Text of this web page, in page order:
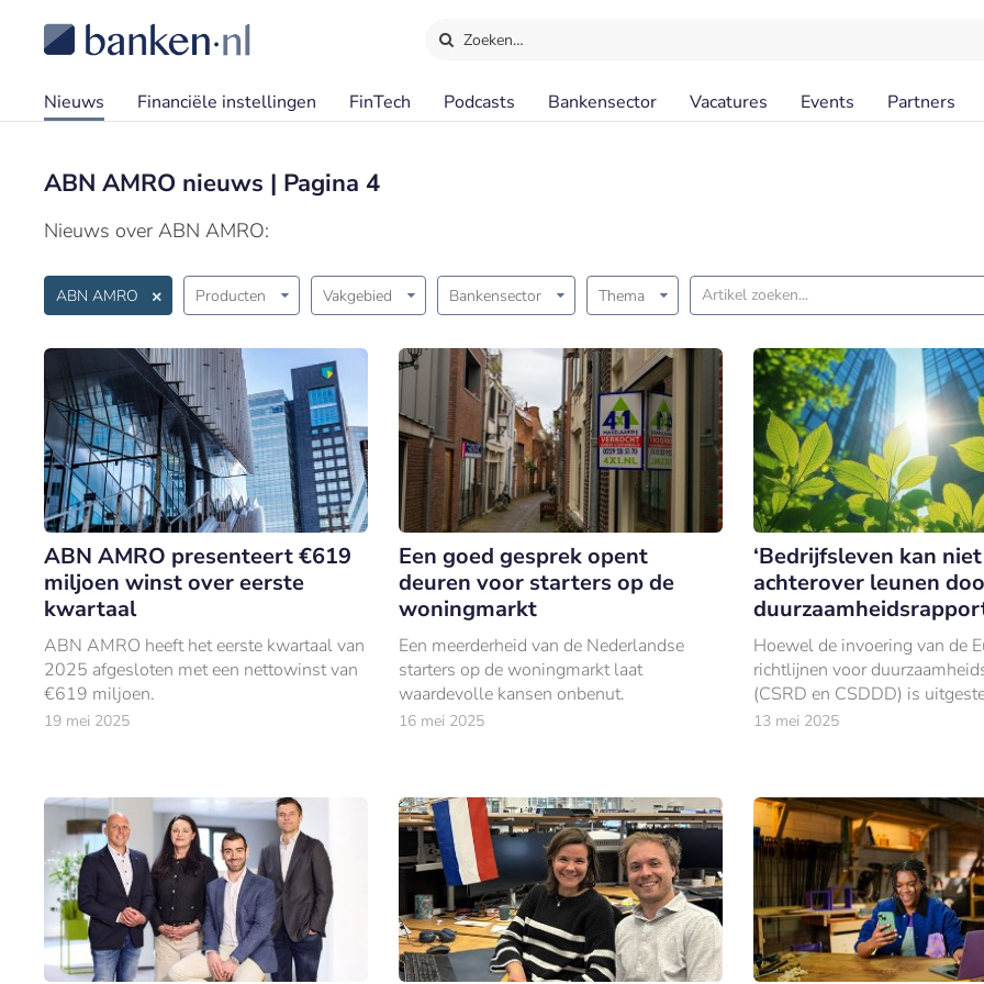
Zoeken…
Nieuws Financiële instellingen FinTech Podcasts Bankensector Vacatures Events Partners
ABN AMRO nieuws | Pagina 4
Nieuws over ABN AMRO:
ABN AMRO Producten Vakgebied Bankensector Thema
ABN AMRO presenteert €619
miljoen winst over eerste
kwartaal
ABN AMRO heeft het eerste kwartaal van
2025 afgesloten met een nettowinst van
€619 miljoen.
19 mei 2025
Een goed gesprek opent
deuren voor starters op de
woningmarkt
Een meerderheid van de Nederlandse
starters op de woningmarkt laat
waardevolle kansen onbenut.
16 mei 2025
‘Bedrijfsleven kan niet
achterover leunen
Hoewel de invoering van de
richtlijnen voor
(CSRD en CSDDD) is
Nederlandse bedrijven
13 mei 2025